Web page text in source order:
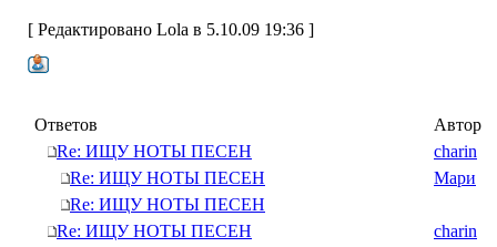
[ Редактировано Lola в 5.10.09 19:36 ]
Ответов
Автор
Re: ИЩУ НОТЫ ПЕСЕН
charin
Re: ИЩУ НОТЫ ПЕСЕН
Мари
Re: ИЩУ НОТЫ ПЕСЕН
Re: ИЩУ НОТЫ ПЕСЕН
charin